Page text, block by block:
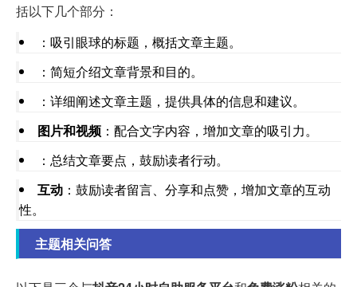
括以下几个部分：
：吸引眼球的标题，概括文章主题。
：简短介绍文章背景和目的。
：详细阐述文章主题，提供具体的信息和建议。
图片和视频 ：配合文字内容，增加文章的吸引力。
：总结文章要点，鼓励读者行动。
互动 ：鼓励读者留言、分享和点赞，增加文章的互动
性。
主题相关问答